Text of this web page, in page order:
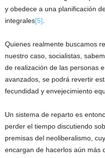
y obedece a una planificación
integrales[5]
Quienes realmente buscamos
nuestro caso, socialistas,
de realización de las personas
avanzados, se podrá revertir
fecundidad y envejecimiento
Un sistema de reparto es
perder el tiempo discutiendo
premisas del neoliberalismo,
encargan de hacerlos aún más